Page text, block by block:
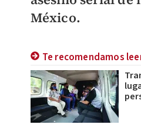
México.
Te recomendamos